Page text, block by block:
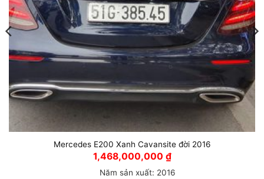
Mercedes E200 Xanh Cavansite đời 2016
1,468,000,000 ₫
Năm sản xuất: 2016